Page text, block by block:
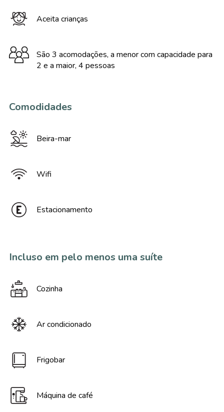
Aceita crianças
São 3 acomodações, a menor com capacidade para
2 e a maior, 4 pessoas
Comodidades
Beira-mar
Wifi
Estacionamento
Incluso em pelo menos uma suíte
Cozinha
Ar condicionado
Frigobar
Máquina de café